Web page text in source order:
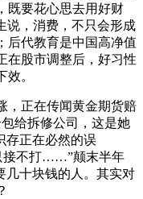
既要花心思去用好财
说，消费，不只会形成
后代教育是中国高净值
在股市调整后，好习性
。
正在传闻黄金期货赔
给拆修公司，这是她
存正在必然的误
接不打……”颠末半年
几十块钱的人。其实对